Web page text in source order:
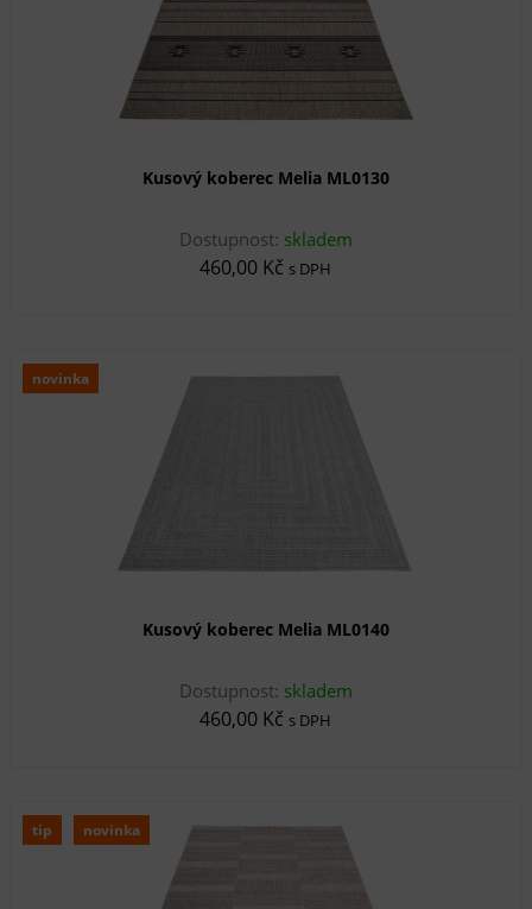
Kusový koberec Melia ML0130
Dostupnost: skladem
460,00 Kč s DPH
novinka
Kusový koberec Melia ML0140
Dostupnost: skladem
460,00 Kč s DPH
tip novinka